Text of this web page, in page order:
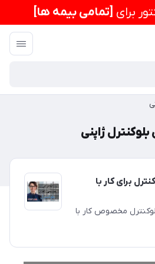
برای [تمامی بیمه ها]
ژاپنی
برای کار با
مخصوص کار با